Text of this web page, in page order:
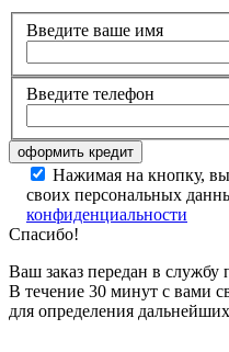
Введите ваше имя
Введите телефон
Нажимая на кнопку, вы
своих персональных
конфиденциальности
Спасибо!
Ваш заказ передан в службу
В течение 30 минут с вами
для определения